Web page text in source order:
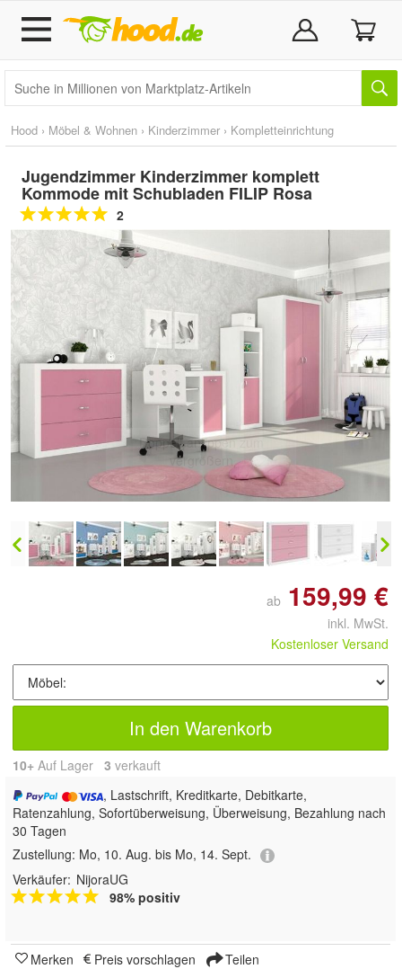
Hood › Möbel & Wohnen › Kinderzimmer › Kompletteinrichtung
Jugendzimmer Kinderzimmer komplett
Kommode mit Schubladen FILIP Rosa
2
Doppelt antippen zum
vergrößern
ab 159,99 €
inkl. MwSt.
Kostenloser Versand
In den Warenkorb
10+ Auf Lager 3 verkauft
, Lastschrift, Kreditkarte, Debitkarte,
Ratenzahlung, Sofortüberweisung, Überweisung, Bezahlung nach
30 Tagen
Zustellung: Mo, 10. Aug. bis Mo, 14. Sept.
Verkäufer: NijoraUG
98% positiv
Merken Preis vorschlagen Teilen